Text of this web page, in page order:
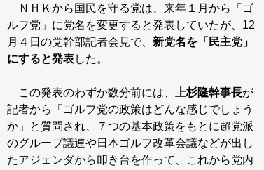
ＮＨＫから国民を守る党は、来年１月から「ゴ
ルフ党」に党名を変更すると発表していたが、12
月４日の党幹部記者会見で、 新党名を「民主党」
にすると発表した。
この発表のわずか数分前には、 上杉隆幹事長が
記者から「ゴルフ党の政策はどんな感じでしょう
か」と質問され、７つの基本政策をもとに超党派
のグループ議連や日本ゴルフ改革会議などが出し
たアジェンダから叩き台を作って、これから党内